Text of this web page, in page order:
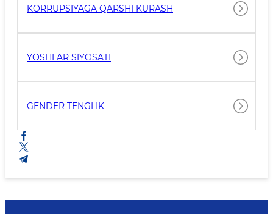
KORRUPSIYAGA QARSHI KURASH
YOSHLAR SIYOSATI
GENDER TENGLIK